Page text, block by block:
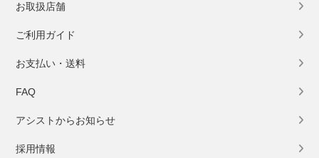
お取扱店舗
ご利用ガイド
お支払い・送料
FAQ
アシストからお知らせ
採用情報